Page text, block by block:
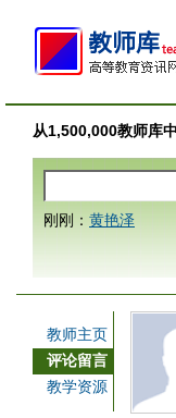
从1,500,000教师库
刚刚： 黄艳泽
教师主页
评论留言
教学资源